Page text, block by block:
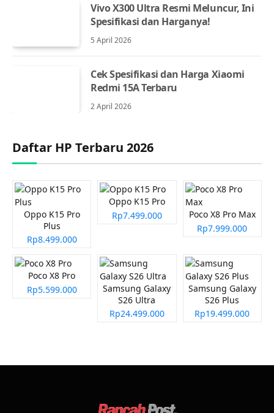
Vivo X300 Ultra Resmi Meluncur, Ini
Spesifikasi dan Harganya!
5 April 2026
Cek Spesifikasi dan Harga Xiaomi
Redmi 15A Terbaru
2 April 2026
Daftar HP Terbaru 2026
Oppo K15 Pro
Plus
Rp8.499.000
Oppo K15 Pro
Rp7.499.000
Poco X8 Pro Max
Rp7.999.000
Poco X8 Pro
Rp5.599.000
Samsung Galaxy
S26 Ultra
Rp24.499.000
Samsung Galaxy
S26 Plus
Rp19.499.000